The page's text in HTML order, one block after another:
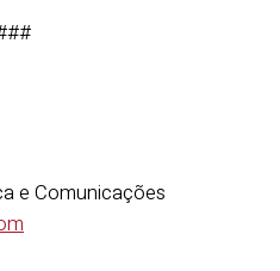
e Comunicações